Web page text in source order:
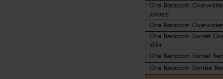
One Bedroom
Jacuzzi
One Bedroom
One Bedroom Sunset
Villa
One Bedroom Sunset
One Bedroom Sunrise